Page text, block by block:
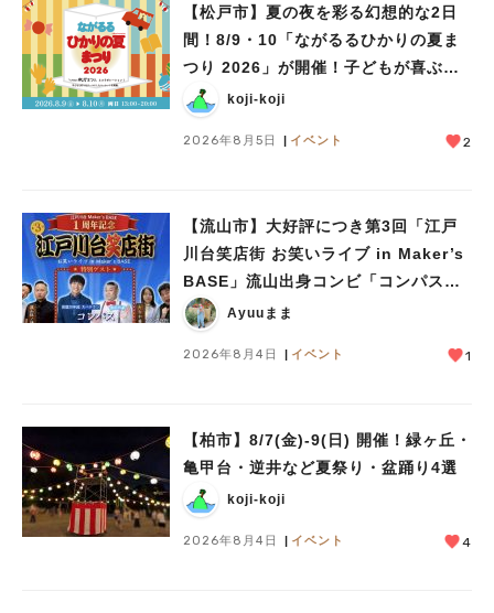
【松戸市】夏の夜を彩る幻想的な2日
間！8/9・10「ながるるひかりの夏ま
つり 2026」が開催！子どもが喜ぶワ
ークショップや限定ヒーローショーも
koji-koji
2026年8月5日 イベント 2
【流山市】大好評につき第3回「江戸
川台笑店街 お笑いライブ in Maker’s
BASE」流山出身コンビ「コンパス」
も登場！8/23（日）
Ayuuまま
2026年8月4日 イベント 1
【柏市】8/7(金)‐9(日) 開催！緑ヶ丘・
亀甲台・逆井など夏祭り・盆踊り4選
koji-koji
2026年8月4日 イベント 4
#ラーメン #ショッピング #パン #カレー
#柏駅
#イベント#公園#教えたい／教えて投稿記事
#教えたい/こんなの見つけた